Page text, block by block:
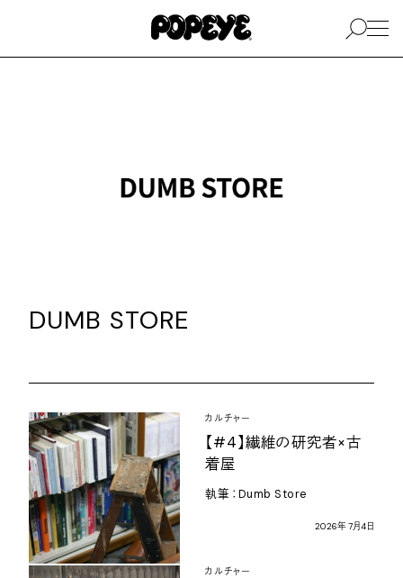
DUMB STORE
カルチャー
【#4】繊維の研究者×古
着屋
執筆： Dumb Store
2026年7月4日
カルチャー